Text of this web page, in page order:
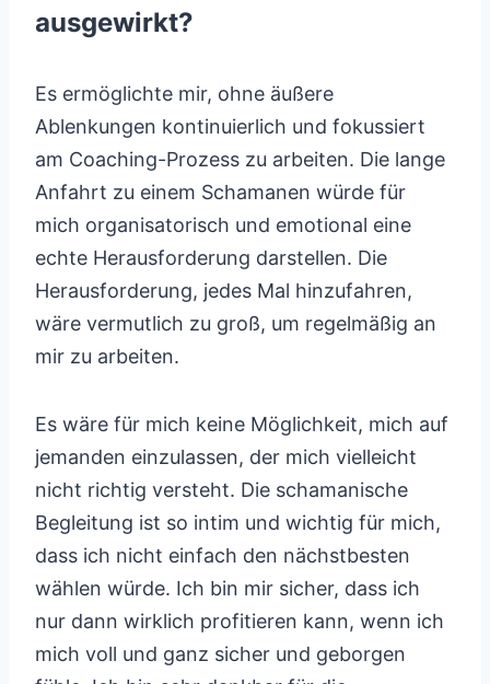
ausgewirkt?
Es ermöglichte mir, ohne äußere
Ablenkungen kontinuierlich und fokussiert
am Coaching-Prozess zu arbeiten. Die lange
Anfahrt zu einem Schamanen würde für
mich organisatorisch und emotional eine
echte Herausforderung darstellen. Die
Herausforderung, jedes Mal hinzufahren,
wäre vermutlich zu groß, um regelmäßig an
mir zu arbeiten.
Es wäre für mich keine Möglichkeit, mich auf
jemanden einzulassen, der mich vielleicht
nicht richtig versteht. Die schamanische
Begleitung ist so intim und wichtig für mich,
dass ich nicht einfach den nächstbesten
wählen würde. Ich bin mir sicher, dass ich
nur dann wirklich profitieren kann, wenn ich
mich voll und ganz sicher und geborgen